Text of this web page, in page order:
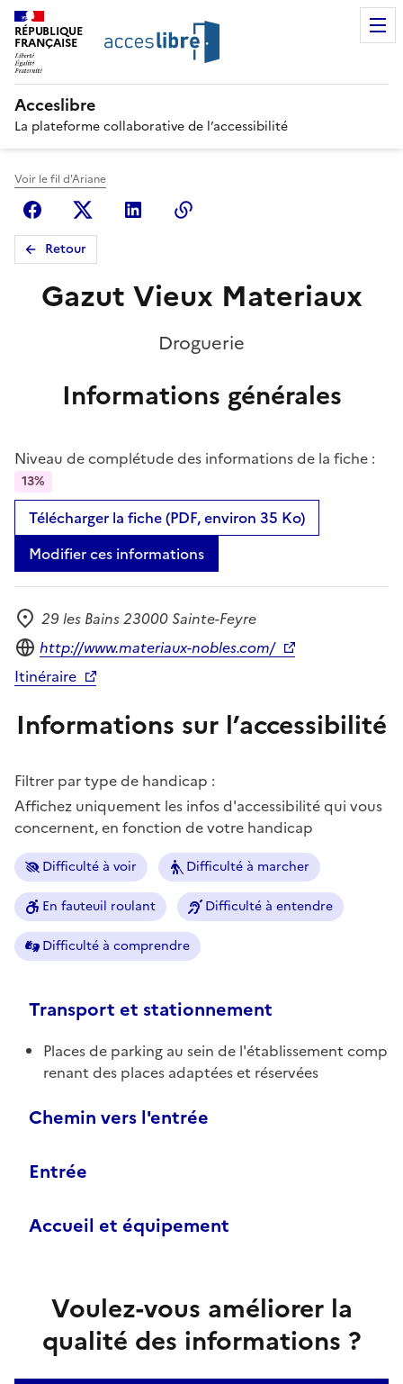
RÉPUBLIQUE
FRANÇAISE
Acceslibre
La plateforme collaborative de l’accessibilité
Voir le fil d'Ariane
FacebookX (anciennement Twitter)
Linkedin
Retour
Gazut Vieux Materiaux
Droguerie
Informations générales
Niveau de complétude des informations de la fiche :
13%
Télécharger la fiche (PDF, environ 35 Ko)
Modifier ces informations
Adresse
29 les Bains 23000 Sainte-Feyre
Site internet
http://www.materiaux-nobles.com/
Itinéraire
Informations sur l’accessibilité
Filtrer par type de handicap :
Affichez uniquement les infos d'accessibilité qui vous
concernent, en fonction de votre handicap
Difficulté à voir Difficulté à marcher
En fauteuil roulant Difficulté à entendre
Difficulté à comprendre
Transport et stationnement
Places de parking au sein de l'établissement comp
renant des places adaptées et réservées
Chemin vers l'entrée
Entrée
Accueil et équipement
Voulez-vous améliorer la
qualité des informations ?